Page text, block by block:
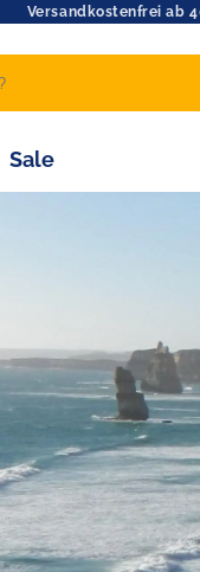
Versandkostenfrei ab
Sale